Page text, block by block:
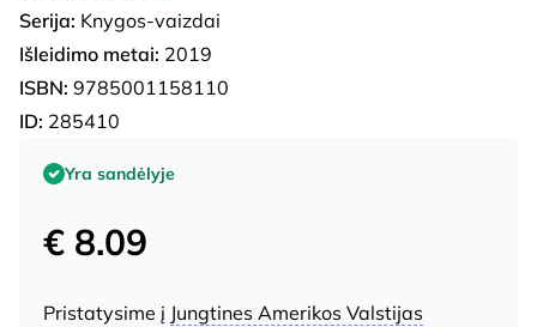
Serija: Knygos-vaizdai
Išleidimo metai: 2019
ISBN: 9785001158110
ID: 285410
Yra sandėlyje
€ 8.09
Pristatysime į Jungtines Amerikos Valstijas